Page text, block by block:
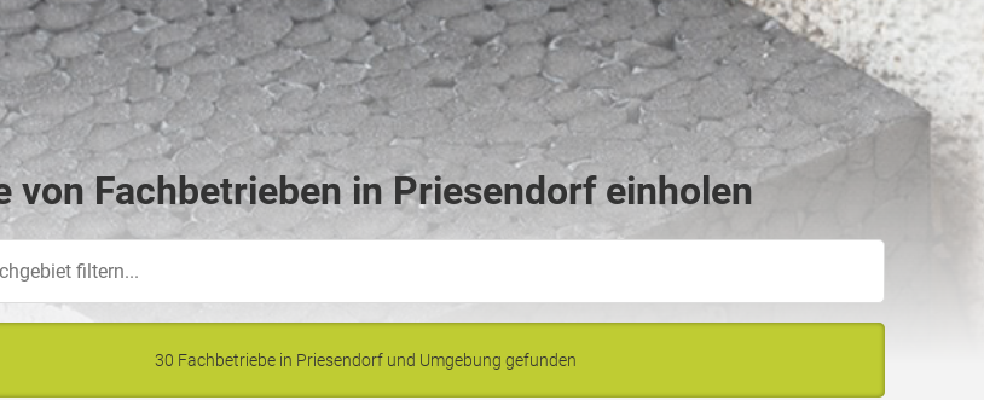
von Fachbetrieben in Priesendorf einholen
30 Fachbetriebe in Priesendorf und Umgebung gefunden